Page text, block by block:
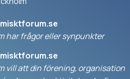
har frågor eller synpunkter
vill att din förening, organisation